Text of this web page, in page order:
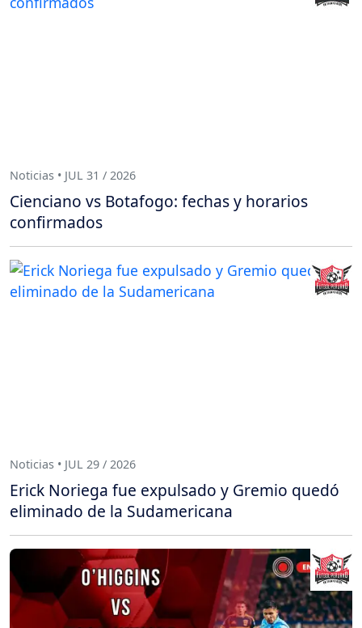
Noticias • JUL 31 / 2026
Cienciano vs Botafogo: fechas y horarios
confirmados
Noticias • JUL 29 / 2026
Erick Noriega fue expulsado y Gremio quedó
eliminado de la Sudamericana